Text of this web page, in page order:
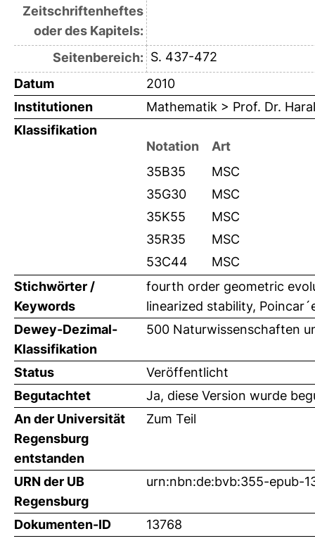
Zeitschriftenheftes
oder des Kapitels:
Seitenbereich: S. 437-472
Datum
2010
Institutionen
Mathematik > Prof. Dr.
Klassifikation
Notation
Art
35B35
MSC
35G30
MSC
35K55
MSC
35R35
MSC
53C44
MSC
Stichwörter /
Keywords
fourth order geometric
linearized stability,
Dewey-Dezimal-
Klassifikation
500 Naturwissenschaften
Status
Veröffentlicht
Begutachtet
Ja, diese Version wurde
An der Universität
Regensburg
entstanden
Zum Teil
URN der UB
Regensburg
urn:nbn:de:bvb:355-epub-
Dokumenten-ID 13768